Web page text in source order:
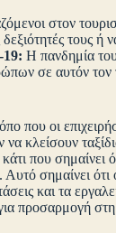
στον
τους ή
19: Η πανδημία
σε αυτόν τον
που οι
κλείσουν
που σημαίνει
σημαίνει ότι
και τα
προσαρμογή